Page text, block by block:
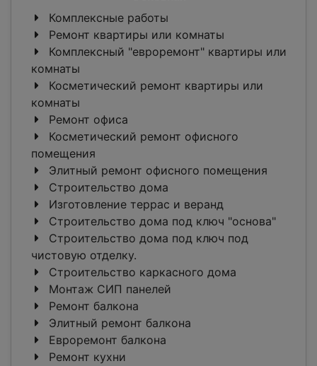
Комплексные работы
Ремонт квартиры или комнаты
Комплексный "евроремонт" квартиры или
комнаты
Косметический ремонт квартиры или
комнаты
Ремонт офиса
Косметический ремонт офисного
помещения
Элитный ремонт офисного помещения
Строительство дома
Изготовление террас и веранд
Строительство дома под ключ "основа"
Строительство дома под ключ под
чистовую отделку.
Строительство каркасного дома
Монтаж СИП панелей
Ремонт балкона
Элитный ремонт балкона
Евроремонт балкона
Ремонт кухни